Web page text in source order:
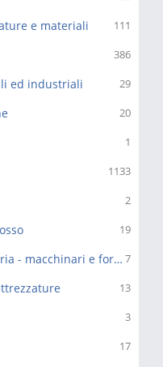
111
e materiali
386
29
ed industriali
20
1
1133
2
19
7
Argenteria, oreficeria e gioielleria - macchinari e fornitori
13
3
17